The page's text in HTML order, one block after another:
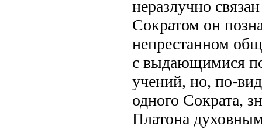
неразлучно
Сократом он
непрестанном
с выдающимися
учений, но, по-
одного Сократа,
Платона